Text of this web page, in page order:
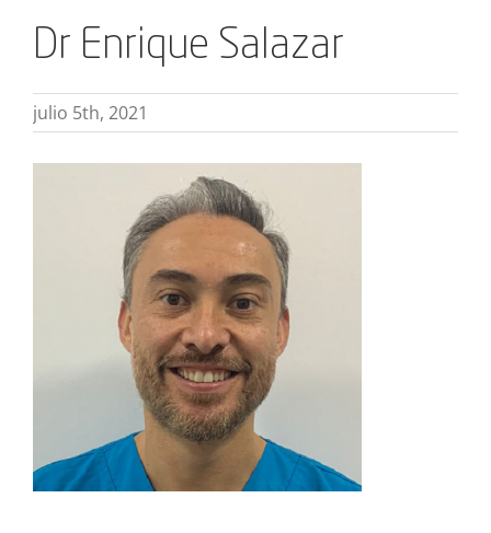
Dr Enrique Salazar
julio 5th, 2021